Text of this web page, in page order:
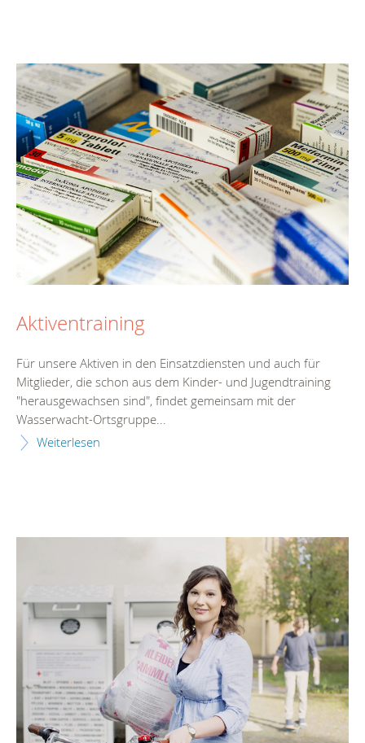
Aktiventraining
Für unsere Aktiven in den Einsatzdiensten und auch für
Mitglieder, die schon aus dem Kinder- und Jugendtraining
"herausgewachsen sind", findet gemeinsam mit der
Wasserwacht-Ortsgruppe...
Weiterlesen